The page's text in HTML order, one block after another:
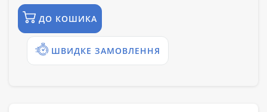
ДО КОШИКА
ШВИДКЕ ЗАМОВЛЕННЯ